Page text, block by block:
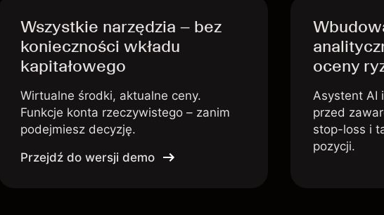
Wszystkie narzędzia – bez
konieczności wkładu
kapitałowego
Wirtualne środki, aktualne ceny.
Funkcje konta rzeczywistego – zanim
podejmiesz decyzję.
Przejdź do wersji demo
oceny
Asystent AI
przed
stop-loss i
pozycji.